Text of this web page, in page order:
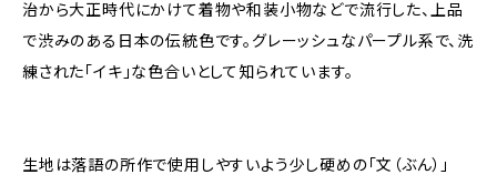
治から大正時代にかけて着物や和装小物などで流行した、上品
で渋みのある日本の伝統色です。グレーッシュなパープル系で、洗
練された「イキ」な色合いとして知られています。
生地は落語の所作で使用しやすいよう少し硬めの「文（ぶん）」